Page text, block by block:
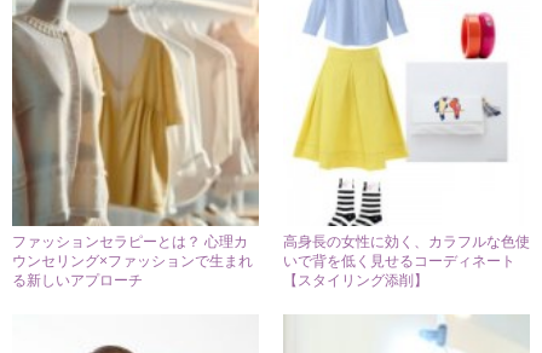
ファッションセラピーとは？ 心理カ
ウンセリング×ファッションで生まれ
る新しいアプローチ
高身長の女性に効く、カラフルな色使
いで背を低く見せるコーディネート
【スタイリング添削】